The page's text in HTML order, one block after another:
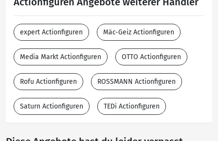
expert Actionfiguren Mäc-Geiz Actionfiguren
Media Markt Actionfiguren OTTO Actionfiguren
Rofu Actionfiguren ROSSMANN Actionfiguren
Saturn Actionfiguren TEDi Actionfiguren